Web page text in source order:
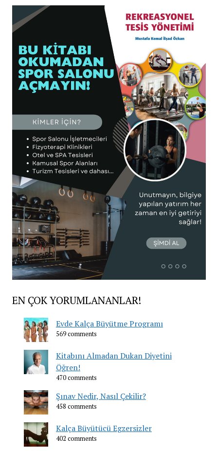
EN ÇOK YORUMLANANLAR!
Evde Kalça Büyütme Programı
569 comments
Kitabını Almadan Dukan Diyetini
Öğren!
470 comments
Şınav Nedir, Nasıl Çekilir?
458 comments
Kalça Büyütücü Egzersizler
402 comments